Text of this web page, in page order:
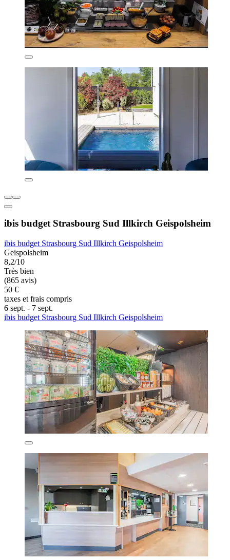
ibis budget Strasbourg Sud Illkirch Geispolsheim
ibis budget Strasbourg Sud Illkirch Geispolsheim
Geispolsheim
8,2/10
Très bien
(865 avis)
50 €
taxes et frais compris
6 sept. - 7 sept.
ibis budget Strasbourg Sud Illkirch Geispolsheim